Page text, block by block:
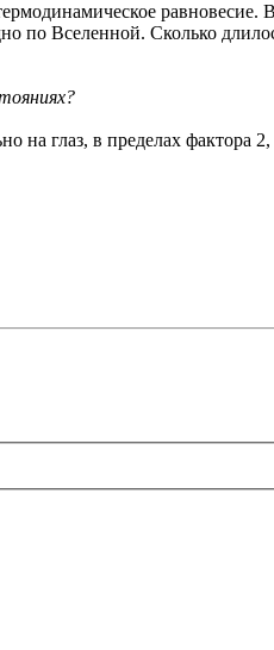
равновесие.
по Вселенной. Сколько
на глаз, в пределах фактора